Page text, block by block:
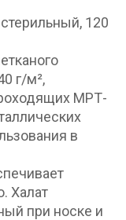
120
г/м²,
МРТ-
в
Халат
при носке и